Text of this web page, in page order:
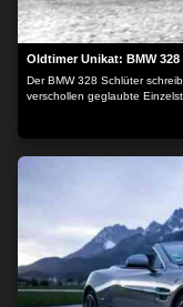
Oldtimer Unikat: BMW
Der BMW 328 Schlüter
verschollen geglaubte